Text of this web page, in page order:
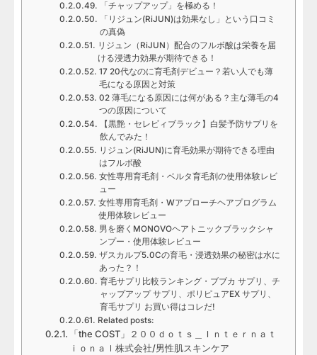
「チャップアップ」を極める！
「リジュン(RiJUN)は効果なし」という口コミ
の真偽
リジュン（RiJUN）配合のフルボ酸は栄養を届
ける浸透力効果が期待できる！
17 20代なのに育毛剤デビュー？若い人でも薄
毛になる原因と対策
02 薄毛になる原因には何がある？主な薄毛の4
つの原因について
【黒艶・セレビィブラック】白髪予防サプリを
飲んでみた！
リジュン(RiJUN)に育毛効果が期待できる理由
はフルボ酸
女性専用育毛剤・ベルタ育毛剤の使用体験レビ
ュー
女性専用育毛剤・Wアプローチヘアプログラム
使用体験レビュー
男を磨くMONOVOヘアトニックブラックシャ
ンプー・使用体験レビュー
ザスカルプ5.0Cの育毛・浸透効果の秘密は水に
あった？！
育毛サプリ比較ランキング・ブブカ サプリ、チ
ャップアップ サプリ、ポリピュアEX サプリ、
育毛サプリ お買い得はコレだ!
Related posts:
「the COST」２００ｄｏｔｓ＿Ｉｎｔｅｒｎａｔ
ｉｏｎａｌ株式会社/男性肌スキンケア